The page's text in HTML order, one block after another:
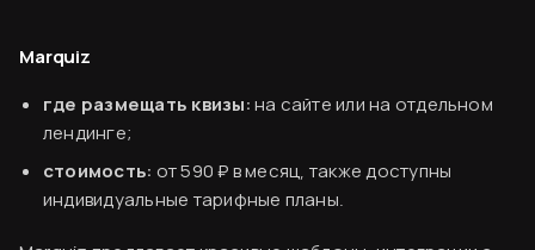
Marquiz
где размещать квизы:на сайте или на отдельном
лендинге;
стоимость: от 590 ₽ в месяц, также доступны
индивидуальные тарифные планы.